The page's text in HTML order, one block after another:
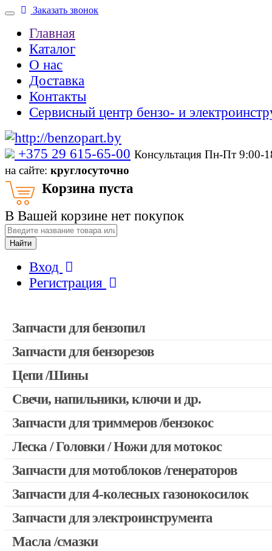
Заказать звонок
Главная
Каталог
О нас
Доставка
Контакты
Сервисный центр бензо- и
‎+375 29 615-65-00 Консультация Пн-Пт 9:00-
на сайте: круглосуточно
Корзина пуста
В Вашей корзине нет покупок
Найти
Вход
Регистрация
Запчасти для бензопил
Запчасти для бензопил Stihl
Запчасти для бензопил Husqvarna, Partner
Запчасти для бензопил Oleo-mac, Echo и др.
Запчасти для бензорезов
Цепи /Шины
Свечи, напильники, ключи и др.
Запчасти для триммеров /бензокос
Запчасти для Китайских триммеров
Запчасти для мотокос Stihl /Husqvarna /Oleo-mac /Echo и
Леска / Головки / Ножи для мотокос
Запчасти для мотоблоков /генераторов
Запчасти для 4-колесных газонокосилок
Запчасти для электроинструмента
Двигатели, редукторы для шуруповертов
Масла /смазки